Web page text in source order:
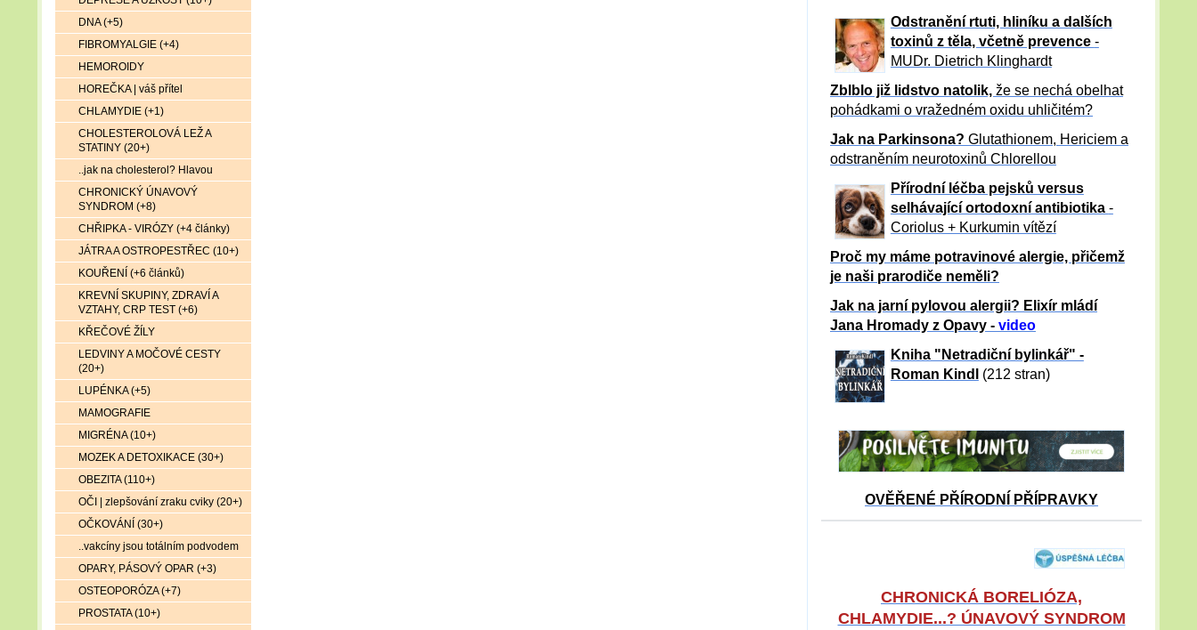
Odstranění rtuti, hliníku a dalších
toxinů z těla, včetně prevence -
MUDr. Dietrich Klinghardt
Zblblo již lidstvo natolik, že se nechá obelhat
pohádkami o vražedném oxidu uhličitém?
Jak na Parkinsona? Glutathionem, Hericiem a
odstraněním neurotoxinů Chlorellou
Přírodní léčba pejsků versus
selhávající ortodoxní antibiotika -
Coriolus + Kurkumin vítězí
Proč my máme potravinové alergie, přičemž
je naši prarodiče neměli?
Jak na jarní pylovou alergii? Elixír mládí
Jana Hromady z Opavy - video
Kniha "Netradiční bylinkář" -
Roman Kindl
(212 stran)
OVĚŘENÉ PŘÍRODNÍ PŘÍPRAVKY
CHRONICKÁ BORELIÓZA,
CHLAMYDIE...? ÚNAVOVÝ SYNDROM
DNA (+5)
FIBROMYALGIE (+4)
HEMOROIDY
HOREČKA | váš přítel
CHLAMYDIE (+1)
CHOLESTEROLOVÁ LEŽ A
STATINY (20+)
..jak na cholesterol? Hlavou
CHRONICKÝ ÚNAVOVÝ
SYNDROM (+8)
CHŘIPKA - VIRÓZY (+4 články)
JÁTRA A OSTROPESTŘEC (10+)
KOUŘENÍ (+6 článků)
KREVNÍ SKUPINY, ZDRAVÍ A
VZTAHY, CRP TEST (+6)
KŘEČOVÉ ŽÍLY
LEDVINY A MOČOVÉ CESTY
(20+)
LUPÉNKA (+5)
MAMOGRAFIE
MIGRÉNA (10+)
MOZEK A DETOXIKACE (30+)
OBEZITA (110+)
OČI | zlepšování zraku cviky (20+)
OČKOVÁNÍ (30+)
..vakcíny jsou totálním podvodem
OPARY, PÁSOVÝ OPAR (+3)
OSTEOPORÓZA (+7)
PROSTATA (10+)